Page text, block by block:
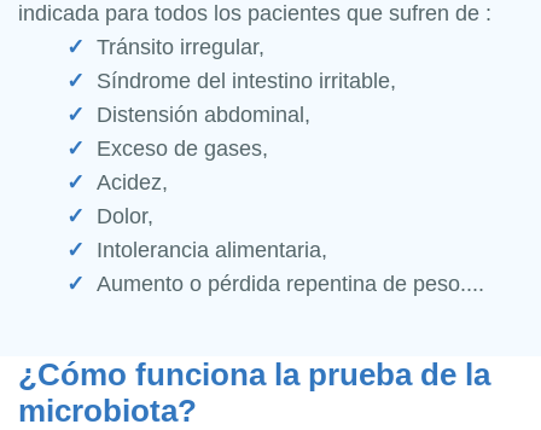
indicada para todos los pacientes que sufren de :
Tránsito irregular,
Síndrome del intestino irritable,
Distensión abdominal,
Exceso de gases,
Acidez,
Dolor,
Intolerancia alimentaria,
Aumento o pérdida repentina de peso....
¿Cómo funciona la prueba de la
microbiota?